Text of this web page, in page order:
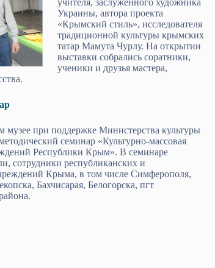
Украины, автора проекта
«Крымский стиль», исследователя
традиционной культуры крымских
татар Мамута Чурлу. На открытии
выставки собрались соратники,
ученики и друзья мастера,
при поддержке Министерства культуры
семинар «Культурно-массовая
Республики Крым». В семинаре
сотрудники республиканских и
Крыма, в том числе Симферополя,
Бахчисарая, Белогорска, пгт